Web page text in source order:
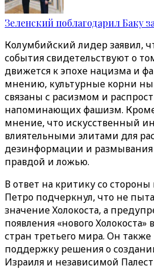
Зеленский поблагодарил Баку
Колумбийский лидер заявил,
события свидетельствуют о
движется к эпохе нацизма и
мнению, культурные корни
связаны с расизмом и
напоминающих фашизм. Кроме
мнение, что искусственный
влиятельными элитами для
дезинформации и
правдой и ложью.
В ответ на критику со
Петро подчеркнул, что не
значение Холокоста, а
появления «нового
стран третьего мира. Он
поддержку решения о
Израиля и независимой